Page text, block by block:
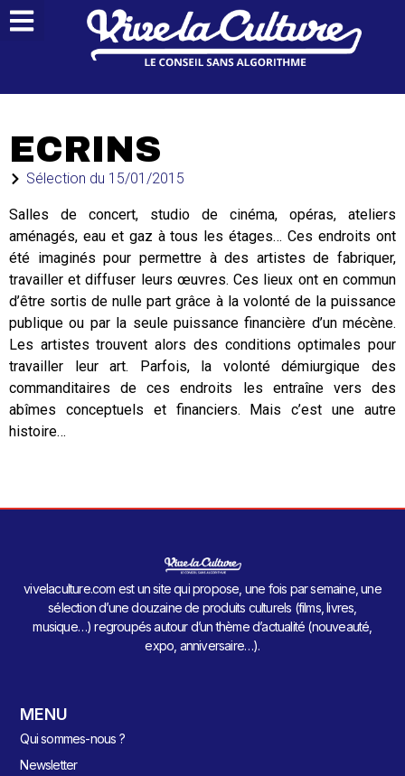
ECRINS
Sélection du 15/01/2015
Salles de concert, studio de cinéma, opéras, ateliers
aménagés, eau et gaz à tous les étages… Ces endroits ont
été imaginés pour permettre à des artistes de fabriquer,
travailler et diffuser leurs œuvres. Ces lieux ont en commun
d’être sortis de nulle part grâce à la volonté de la puissance
publique ou par la seule puissance financière d’un mécène.
Les artistes trouvent alors des conditions optimales pour
travailler leur art. Parfois, la volonté démiurgique des
commanditaires de ces endroits les entraîne vers des
abîmes conceptuels et financiers. Mais c’est une autre
histoire…
vivelaculture.com est un site qui propose, une fois par semaine, une
sélection d’une douzaine de produits culturels (films, livres,
musique…) regroupés autour d’un thème d’actualité (nouveauté,
expo, anniversaire…).
MENU
Qui sommes-nous ?
Newsletter